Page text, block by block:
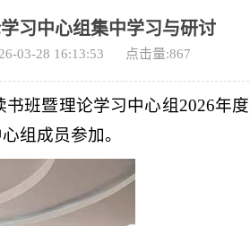
习中心组集中学习与研讨
03-28 16:13:53 点击量:867
班暨理论学习中心组2026年度
组成员参加。